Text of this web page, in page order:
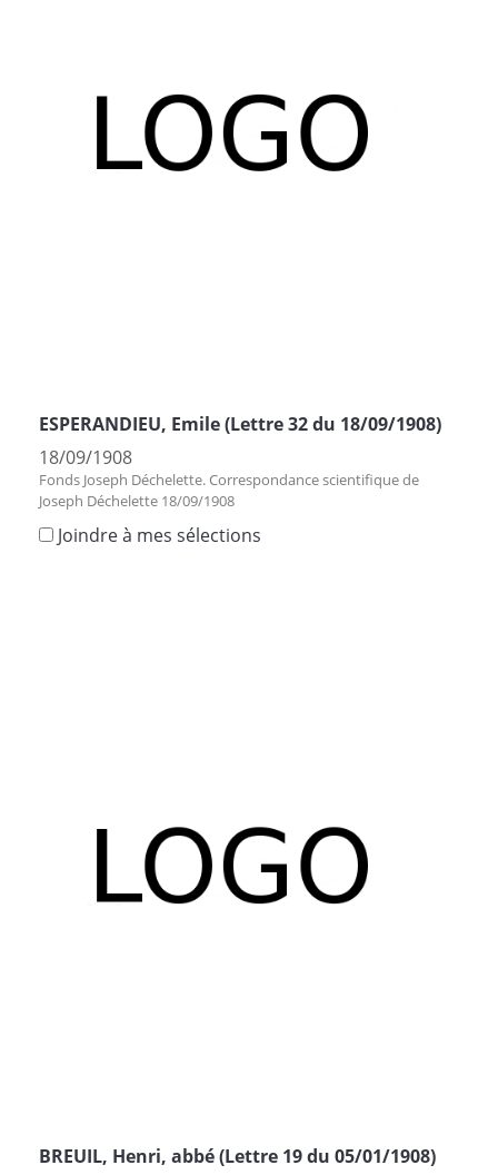
ESPERANDIEU, Emile (Lettre 32 du 18/09/1908)
18/09/1908
Fonds Joseph Déchelette. Correspondance scientifique de
Joseph Déchelette 18/09/1908
Joindre à mes sélections
BREUIL, Henri, abbé (Lettre 19 du 05/01/1908)